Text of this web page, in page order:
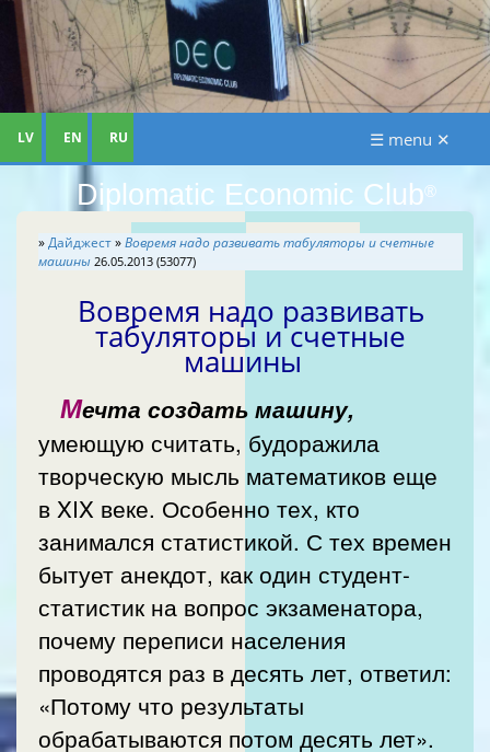
Diplomatic Economic Club®
LV EN RU ☰ menu ✕
»Дайджест»Вовремя надо развивать табуляторы и счетные
машины 26.05.2013 (53077)
Вовремя надо развивать
табуляторы и счетные
машины
Мечта создать машину,
умеющую считать, будоражила
творческую мысль математиков еще
в XIX веке. Особенно тех, кто
занимался статистикой. С тех времен
бытует анекдот, как один студент-
статистик на вопрос экзаменатора,
почему переписи населения
проводятся раз в десять лет, ответил:
«Потому что результаты
обрабатываются потом десять лет».